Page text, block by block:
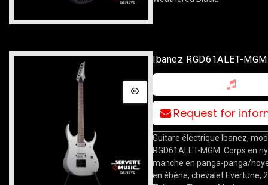
Ibanez RGD61ALET-MGM
Request for
Guitare électrique Ibanez,
RGD61ALET-MGM. Corps en
manche en panga-panga/
en ébène, chevalet Evertune,